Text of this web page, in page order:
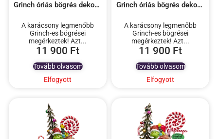
Elfogyott
Grinch óriás bögrés dekoráció – 4
11 900 Ft
A karácsony legmenőbb
Grinch-es bögrései
megérkeztek! Azt...
Tovább olvasom
Elfogyott
Grinch óriás bögrés dekoráció – 2
11 900 Ft
A karácsony legmenőbb
Grinch-es bögrései
megérkeztek! Azt...
Tovább olvasom